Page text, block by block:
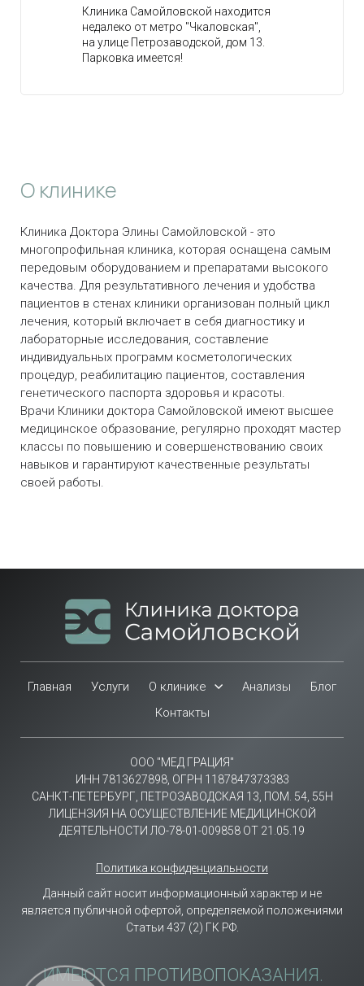
Клиника Самойловской находится
недалеко от метро "Чкаловская",
на улице Петрозаводской, дом 13.
Парковка имеется!
О клинике
Клиника Доктора Элины Самойловской - это
многопрофильная клиника, которая оснащена самым
передовым оборудованием и препаратами высокого
качества. Для результативного лечения и удобства
пациентов в стенах клиники организован полный цикл
лечения, который включает в себя диагностику и
лабораторные исследования, составление
индивидуальных программ косметологических
процедур, реабилитацию пациентов, составления
генетического паспорта здоровья и красоты.
Врачи Клиники доктора Самойловской имеют высшее
медицинское образование, регулярно проходят мастер
классы по повышению и совершенствованию своих
навыков и гарантируют качественные результаты
своей работы.
Главная Услуги О клинике Анализы
Блог
Контакты
ООО "МЕД ГРАЦИЯ"
ИНН 7813627898, ОГРН 1187847373383
САНКТ-ПЕТЕРБУРГ, ПЕТРОЗАВОДСКАЯ 13, ПОМ. 54, 55Н
ЛИЦЕНЗИЯ НА ОСУЩЕСТВЛЕНИЕ МЕДИЦИНСКОЙ
ДЕЯТЕЛЬНОСТИ ЛО-78-01-009858 ОТ 21.05.19
Политика конфиденциальности
Данный сайт носит информационный характер и не
является публичной офертой, определяемой положениями
Статьи 437 (2) ГК РФ.
ИМЕЮТСЯ ПРОТИВОПОКАЗАНИЯ.